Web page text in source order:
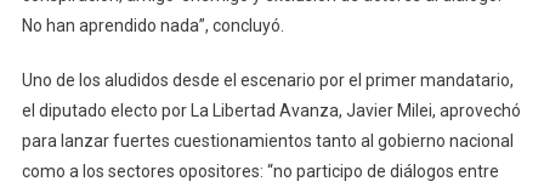
No han aprendido nada”, concluyó.
Uno de los aludidos desde el escenario por el primer mandatario,
el diputado electo por La Libertad Avanza, Javier Milei, aprovechó
para lanzar fuertes cuestionamientos tanto al gobierno nacional
como a los sectores opositores: “no participo de diálogos entre